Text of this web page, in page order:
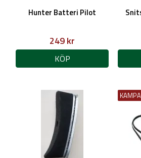
Hunter Batteri Pilot
249 kr
KÖP